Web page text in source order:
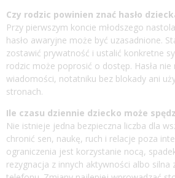
Czy rodzic powinien znać hasło
Przy pierwszym koncie młodszego
hasło awaryjne może być uzasadnione.
zostawić prywatność i ustalić konkretne
rodzic może poprosić o dostęp. Hasła nie
wiadomości, notatniku bez blokady ani
stronach.
Ile czasu dziennie dziecko może
Nie istnieje jedna bezpieczna liczba dla
chronić sen, naukę, ruch i relacje poza
ograniczenia jest korzystanie nocą,
rezygnacja z innych aktywności albo silna